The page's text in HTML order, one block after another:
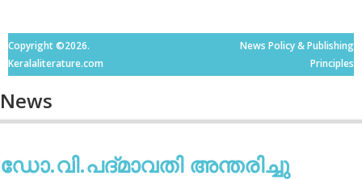
Copyright ©2026.
Keralaliterature.com
News Policy & Publishing
Principles
News
ഡോ.വി.പദ്മാവതി അന്തരിച്ചു